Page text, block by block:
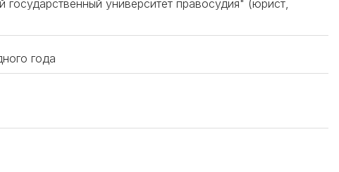
университет правосудия" (юрист,
года